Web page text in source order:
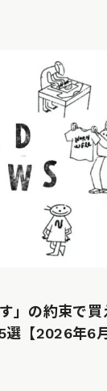
す」の約束で
選【2026年6